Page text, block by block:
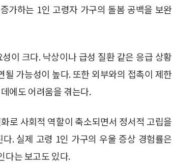
가하는 1인 고령자 가구의 돌봄 공백을 보완
이 크다. 낙상이나 급성 질환 같은 응급 상황
가능성이 높다. 또한 외부와의 접촉이 제한
에도 어려움을 겪는다.
로 사회적 역할이 축소되면서 정서적 고립을
. 실제 고령 1인 가구의 우울 증상 경험률은
다는 보고도 있다.